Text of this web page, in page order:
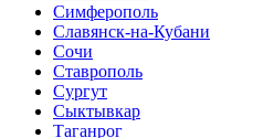
Симферополь
Славянск-на-Кубани
Сочи
Ставрополь
Сургут
Сыктывкар
Таганрог